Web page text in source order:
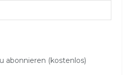
abonnieren (kostenlos)